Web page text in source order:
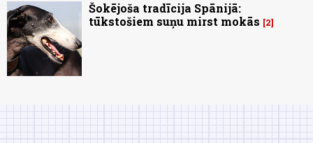
Šokējoša tradīcija Spānijā:
tūkstošiem suņu mirst mokās
2